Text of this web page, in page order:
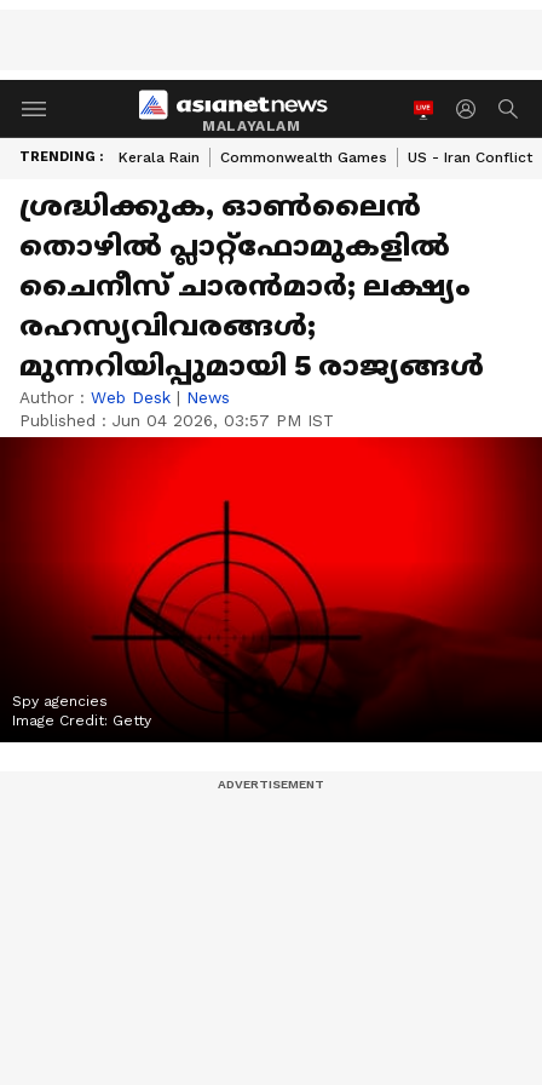
MALAYALAM
TRENDING : Kerala Rain Commonwealth Games US - Iran Conflict
ശ്രദ്ധിക്കുക, ഓണ്‍ലൈന്‍
തൊഴില്‍ പ്ലാറ്റ്ഫോമുകളില്‍
ചൈനീസ് ചാരന്‍മാര്‍; ലക്ഷ്യം
രഹസ്യവിവരങ്ങള്‍;
മുന്നറിയിപ്പുമായി 5 രാജ്യങ്ങള്‍
Author : Web Desk | News
Published : Jun 04 2026, 03:57 PM IST
Spy agencies
Image Credit: Getty